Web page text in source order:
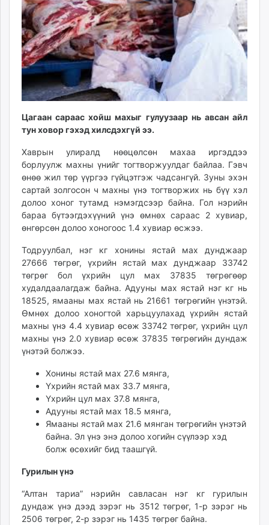
ikon.mn
mnb.mn
Livetv.mn
Eguur.mn
24tsag.mn
shuud.mn
eagle.mn
ergelt.mn
zarig.mn
zuv.mn
mminfo.mn
ugluu.mn
urlag.mn
unen.mn
asu.mn
shudarga.mn
shuurhai.mn
unuudur.mn
isee.mn
mglradio.com
fact.mn
itoim.mn
tumen.mn
shuum.mn
times.mn
tvmongolia.mn
mass.mn
unegui.mn
tac.mn
paparazzi.mn
unread.today
Цагаан сараас хойш махыг гулуузаар нь авсан айл
тун ховор гэхэд хилсдэхгүй ээ.
Хаврын улиралд нөөцөлсөн махаа иргэддээ
борлуулж махны үнийг тогтворжуулдаг байлаа. Гэвч
өнөө жил төр үүргээ гүйцэтгэж чадсангүй. Зуны эхэн
сартай золгосон ч махны үнэ тогтворжих нь бүү хэл
долоо хоног тутамд нэмэгдсээр байна. Гол нэрийн
бараа бүтээгдэхүүний үнэ өмнөх сараас 2 хувиар,
өнгөрсөн долоо хоногоос 1.4 хувиар өсжээ.
Тодруулбал, нэг кг хонины ястай мах дунджаар
27666 төгрөг, үхрийн ястай мах дунджаар 33742
төгрөг бол үхрийн цул мах 37835 төгрөгөөр
худалдаалагдаж байна. Адууны мах ястай нэг кг нь
18525, ямааны мах ястай нь 21661 төгрөгийн үнэтэй.
Өмнөх долоо хоногтой харьцуулахад үхрийн ястай
махны үнэ 4.4 хувиар өсөж 33742 төгрөг, үхрийн цул
махны үнэ 2.0 хувиар өсөж 37835 төгрөгийн дундаж
үнэтэй болжээ.
Хонины ястай мах 27.6 мянга,
Үхрийн ястай мах 33.7 мянга,
Үхрийн цул мах 37.8 мянга,
Адууны ястай мах 18.5 мянга,
Ямааны ястай мах 21.6 мянган төгрөгийн үнэтэй
байна. Эл үнэ энэ долоо хогийн сүүлээр хэд
болж өсөхийг бид таашгүй.
Гурилын үнэ
“Алтан тариа” нэрийн савласан нэг кг гурилын
дундаж үнэ дээд зэрэг нь 3512 төгрөг, 1-р зэрэг нь
2506 төгрөг, 2-р зэрэг нь 1435 төгрөг байна.